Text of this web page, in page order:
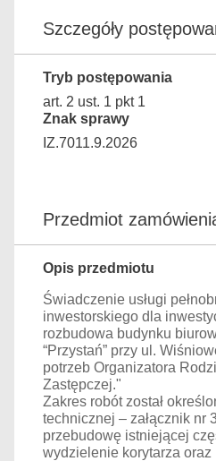
Szczegóły
Tryb postępowania
art. 2 ust. 1 pkt 1
Znak sprawy
IZ.7011.9.2026
Przedmiot
Opis przedmiotu
Świadczenie usługi
inwestorskiego dla
rozbudowa budynku
“Przystań” przy ul.
potrzeb Organizatora
Zastępczej."
Zakres robót został
technicznej – załącznik nr
przebudowę istniejącej
wydzielenie korytarza